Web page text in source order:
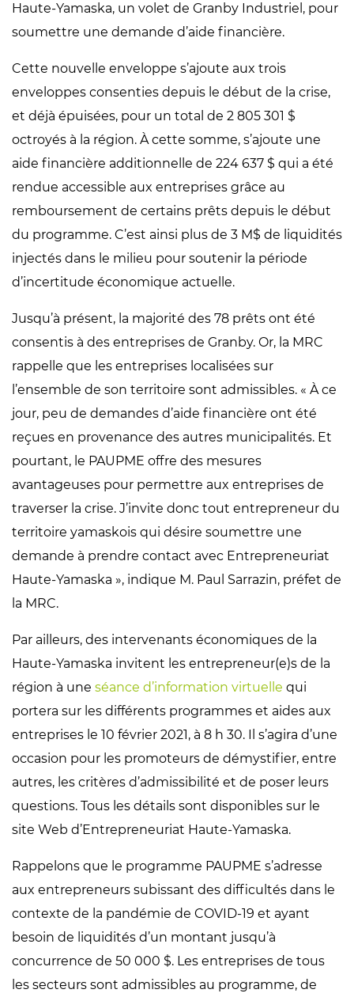
Haute-Yamaska, un volet de Granby Industriel, pour
soumettre une demande d’aide financière.
Cette nouvelle enveloppe s’ajoute aux trois
enveloppes consenties depuis le début de la crise,
et déjà épuisées, pour un total de 2 805 301 $
octroyés à la région. À cette somme, s’ajoute une
aide financière additionnelle de 224 637 $ qui a été
rendue accessible aux entreprises grâce au
remboursement de certains prêts depuis le début
du programme. C’est ainsi plus de 3 M$ de liquidités
injectés dans le milieu pour soutenir la période
d’incertitude économique actuelle.
Jusqu’à présent, la majorité des 78 prêts ont été
consentis à des entreprises de Granby. Or, la MRC
rappelle que les entreprises localisées sur
l’ensemble de son territoire sont admissibles. « À ce
jour, peu de demandes d’aide financière ont été
reçues en provenance des autres municipalités. Et
pourtant, le PAUPME offre des mesures
avantageuses pour permettre aux entreprises de
traverser la crise. J’invite donc tout entrepreneur du
territoire yamaskois qui désire soumettre une
demande à prendre contact avec Entrepreneuriat
Haute-Yamaska », indique M. Paul Sarrazin, préfet de
la MRC.
Par ailleurs, des intervenants économiques de la
Haute-Yamaska invitent les entrepreneur(e)s de la
région à une séance d’information virtuelle qui
portera sur les différents programmes et aides aux
entreprises le 10 février 2021, à 8 h 30. Il s’agira d’une
occasion pour les promoteurs de démystifier, entre
autres, les critères d’admissibilité et de poser leurs
questions. Tous les détails sont disponibles sur le
site Web d’Entrepreneuriat Haute-Yamaska.
Rappelons que le programme PAUPME s’adresse
aux entrepreneurs subissant des difficultés dans le
contexte de la pandémie de COVID-19 et ayant
besoin de liquidités d’un montant jusqu’à
concurrence de 50 000 $. Les entreprises de tous
les secteurs sont admissibles au programme, de